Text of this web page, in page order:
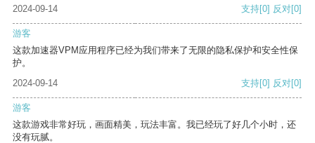
2024-09-14
支持[0] 反对[0]
游客
这款加速器VPM应用程序已经为我们带来了无限的隐私保护和安全性保
护。
2024-09-14
支持[0] 反对[0]
游客
这款游戏非常好玩，画面精美，玩法丰富。我已经玩了好几个小时，还
没有玩腻。